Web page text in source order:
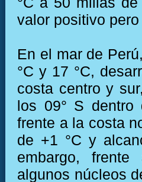
valor positivo
En el mar de
°C y 17 °C,
costa centro y
los 09° S dentro
frente a la costa
de +1 °C y
embargo,
algunos núcleos